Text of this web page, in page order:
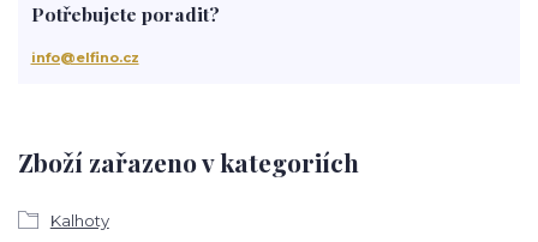
Zboží zařazeno v kategoriích
Kalhoty
Potřebujete poradit?
info@elfino.cz